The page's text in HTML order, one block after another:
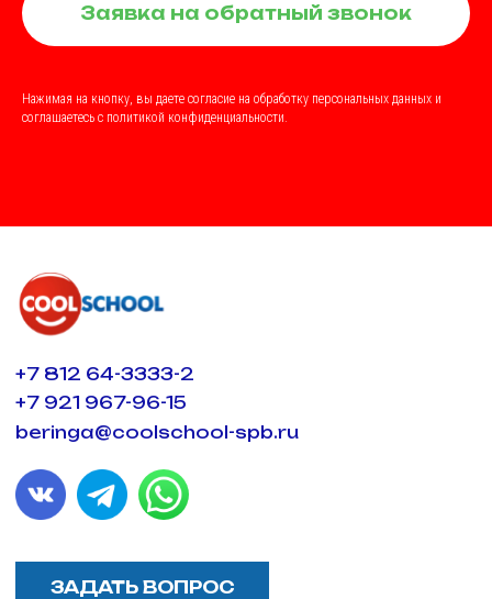
Заявка на обратный звонок
Нажимая на кнопку, вы даете согласие на обработку персональных данных и
соглашаетесь c политикой конфиденциальности.